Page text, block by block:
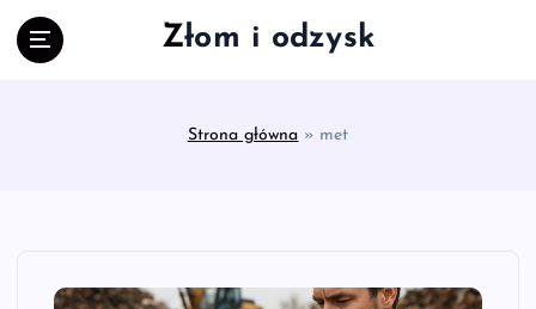
Złom i odzysk
Strona główna » met